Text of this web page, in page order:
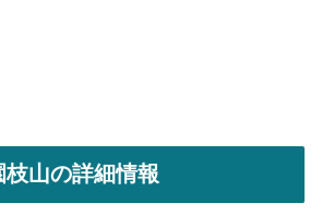
山の詳細情報